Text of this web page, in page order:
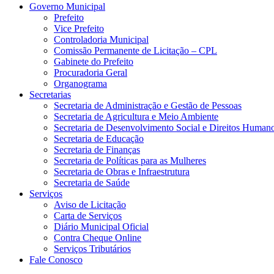
Governo Municipal
Prefeito
Vice Prefeito
Controladoria Municipal
Comissão Permanente de Licitação – CPL
Gabinete do Prefeito
Procuradoria Geral
Organograma
Secretarias
Secretaria de Administração e Gestão de Pessoas
Secretaria de Agricultura e Meio Ambiente
Secretaria de Desenvolvimento Social e Direitos
Secretaria de Educação
Secretaria de Finanças
Secretaria de Políticas para as Mulheres
Secretaria de Obras e Infraestrutura
Secretaria de Saúde
Serviços
Aviso de Licitação
Carta de Serviços
Diário Municipal Oficial
Contra Cheque Online
Serviços Tributários
Fale Conosco